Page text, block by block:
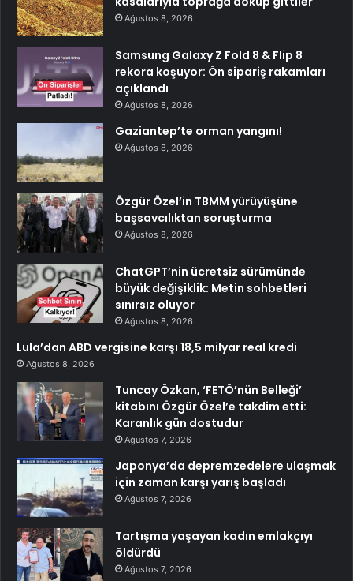
Ağustos 8, 2026
Samsung Galaxy Z Fold 8 & Flip 8
rekora koşuyor: Ön sipariş rakamları
açıklandı
Ağustos 8, 2026
Gaziantep’te orman yangını!
Ağustos 8, 2026
Özgür Özel’in TBMM yürüyüşüne
başsavcılıktan soruşturma
Ağustos 8, 2026
ChatGPT’nin ücretsiz sürümünde
büyük değişiklik: Metin sohbetleri
sınırsız oluyor
Ağustos 8, 2026
Lula’dan ABD vergisine karşı 18,5 milyar real kredi
Ağustos 8, 2026
Tuncay Özkan, ‘FETÖ’nün Belleği’
kitabını Özgür Özel’e takdim etti:
Karanlık gün dostudur
Ağustos 7, 2026
Japonya’da depremzedelere ulaşmak
için zaman karşı yarış başladı
Ağustos 7, 2026
Tartışma yaşayan kadın emlakçıyı
öldürdü
Ağustos 7, 2026